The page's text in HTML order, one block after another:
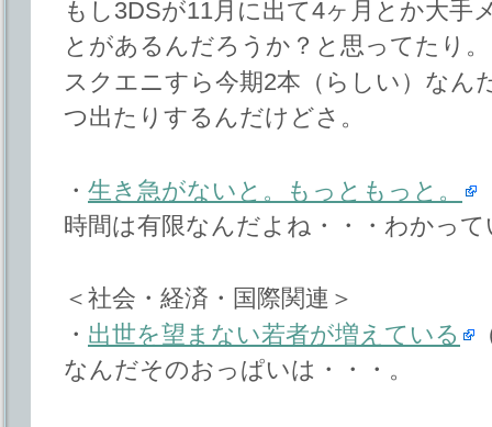
もし3DSが11月に出て4ヶ月とか大手
とがあるんだろうか？と思ってたり。
スクエニすら今期2本（らしい）なん
つ出たりするんだけどさ。
・ 生き急がないと。もっともっと。
時間は有限なんだよね・・・わかっ
＜社会・経済・国際関連＞
・ 出世を望まない若者が増えている
なんだそのおっぱいは・・・。